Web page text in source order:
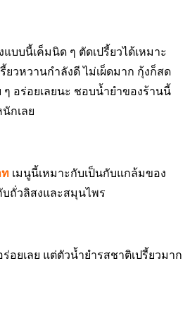
บบนี้เค็มนิด ๆ ตัดเปรี้ยวได้เหมาะ
ยวหวานกำลังดี ไม่เผ็ดมาก กุ้งก็สด
อร่อยเลยนะ ชอบน้ำยำของร้านนี้
กเลย
ท เมนูนี้เหมาะกับเป็นกับแกล้มของ
ถั่วลิสงและสมุนไพร
อยเลย แต่ตัวน้ำยำรสชาติเปรี้ยวมาก